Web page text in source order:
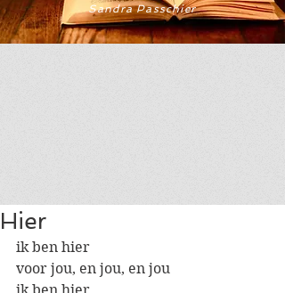
Sandra Passchier
Hier
ik ben hier
voor jou, en jou, en jou